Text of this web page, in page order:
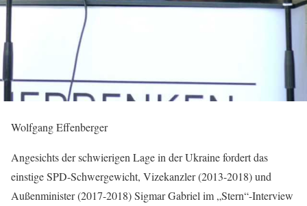
Wolfgang Effenberger
Angesichts der schwierigen Lage in der Ukraine fordert das
einstige SPD-Schwergewicht, Vizekanzler (2013-2018) und
Außenminister (2017-2018) Sigmar Gabriel im „Stern“-Interview